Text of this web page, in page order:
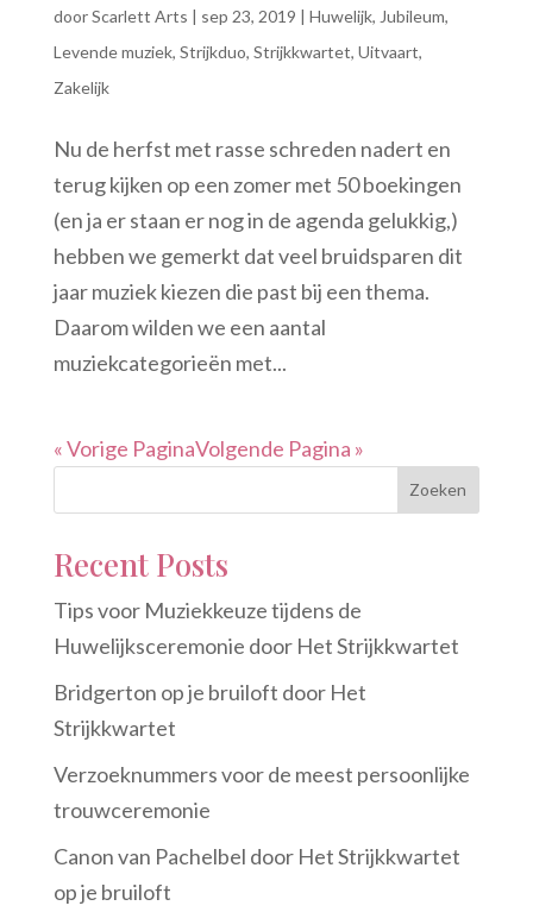
doorScarlett Arts | sep 23, 2019 | Huwelijk, Jubileum,
Levende muziek, Strijkduo, Strijkkwartet, Uitvaart,
Zakelijk
Nu de herfst met rasse schreden nadert en
terug kijken op een zomer met 50 boekingen
(en ja er staan er nog in de agenda gelukkig,)
hebben we gemerkt dat veel bruidsparen dit
jaar muziek kiezen die past bij een thema.
Daarom wilden we een aantal
muziekcategorieën met...
« Vorige PaginaVolgende Pagina »
Zoeken
Recent Posts
Tips voor Muziekkeuze tijdens de
Huwelijksceremonie door Het Strijkkwartet
Bridgerton op je bruiloft door Het
Strijkkwartet
Verzoeknummers voor de meest persoonlijke
trouwceremonie
Canon van Pachelbel door Het Strijkkwartet
op je bruiloft